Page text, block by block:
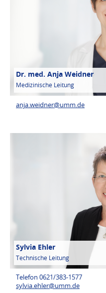
Dr. med. Anja Weidner
Medizinische Leitung
anja.weidner@umm.de
Sylvia Ehler
Technische Leitung
Telefon 0621/383-1577
sylvia.ehler@umm.de